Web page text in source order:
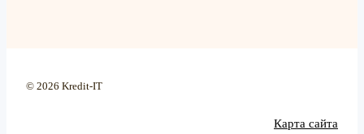
© 2026 Kredit-IT
Карта сайта